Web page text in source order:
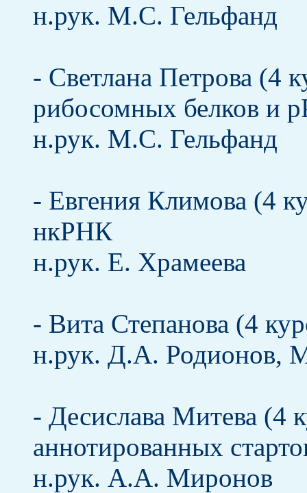
н.рук. М.С. Гельфанд
- Светлана Петрова (4
рибосомных белков и
н.рук. М.С. Гельфанд
- Евгения Климова (4
нкРНК
н.рук. Е. Храмеева
- Вита Степанова (4
н.рук. Д.А. Родионов,
- Десислава Митева (4
аннотированных
н.рук. А.А. Миронов